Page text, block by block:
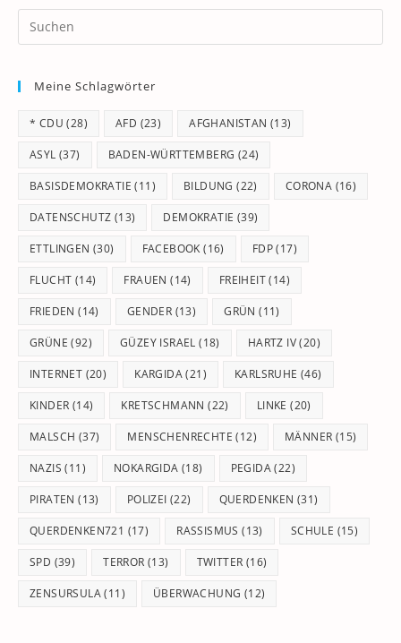
Meine Schlagwörter
* CDU (28) AFD (23) AFGHANISTAN (13)
ASYL (37) BADEN-WÜRTTEMBERG (24)
BASISDEMOKRATIE (11) BILDUNG (22) CORONA (16)
DATENSCHUTZ (13) DEMOKRATIE (39)
ETTLINGEN (30) FACEBOOK (16) FDP(17)
FLUCHT (14) FRAUEN (14) FREIHEIT(14)
FRIEDEN (14) GENDER (13) GRÜN (11)
GRÜNE (92) GÜZEY ISRAEL (18) HARTZ IV(20)
INTERNET (20) KARGIDA(21) KARLSRUHE (46)
KINDER (14) KRETSCHMANN (22) LINKE (20)
MALSCH (37) MENSCHENRECHTE (12) MÄNNER (15)
NAZIS (11) NOKARGIDA (18) PEGIDA(22)
PIRATEN (13) POLIZEI (22) QUERDENKEN (31)
QUERDENKEN721 (17) RASSISMUS (13) SCHULE (15)
SPD (39) TERROR (13) TWITTER (16)
ZENSURSULA(11) ÜBERWACHUNG (12)